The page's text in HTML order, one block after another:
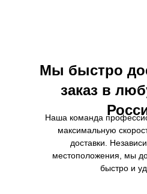
Мы быстро
заказ в
Наша команда
максимальную
доставки.
местоположения, мы
быстро и